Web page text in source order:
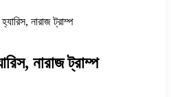
নারাজ ট্রাম্প
নারাজ ট্রাম্প